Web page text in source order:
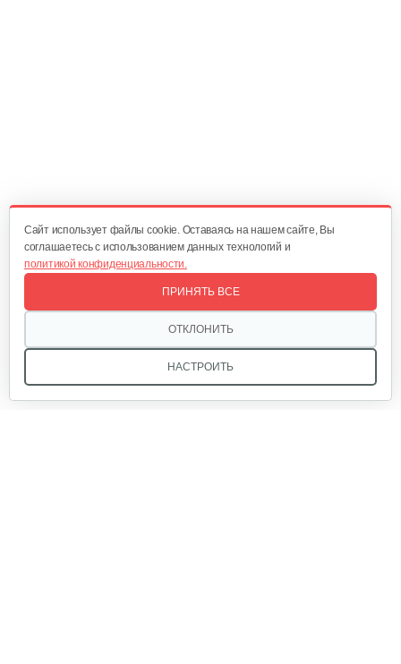
Cайт использует файлы cookie. Оставаясь на нашем сайте, Вы
соглашаетесь с использованием данных технологий и
политикой конфиденциальности.
НАСТРОИТЬ
ОТКЛОНИТЬ
ПРИНЯТЬ ВСЕ